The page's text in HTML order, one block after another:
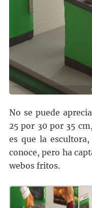
No se puede
25 por 30 por 35
es que la
conoce, pero ha
webos fritos.